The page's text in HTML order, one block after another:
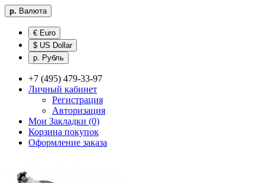
р. Валюта
€ Euro
$ US Dollar
р. Рубль
+7 (495) 479-33-97
Личный кабинет
Регистрация
Авторизация
Мои Закладки (0)
Корзина покупок
Оформление заказа